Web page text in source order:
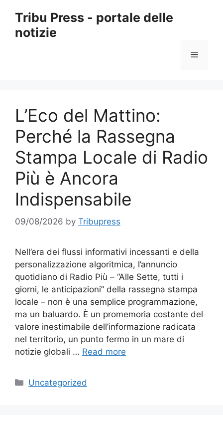
content
Tribu Press - portale delle
notizie
Menu
L’Eco del Mattino:
Perché la Rassegna
Stampa Locale di Radio
Più è Ancora
Indispensabile
09/08/2026 by Tribupress
Nell’era dei flussi informativi incessanti e della
personalizzazione algoritmica, l’annuncio
quotidiano di Radio Più – “Alle Sette, tutti i
giorni, le anticipazioni” della rassegna stampa
locale – non è una semplice programmazione,
ma un baluardo. È un promemoria costante del
valore inestimabile dell’informazione radicata
nel territorio, un punto fermo in un mare di
notizie globali … Read more
Categories
Uncategorized